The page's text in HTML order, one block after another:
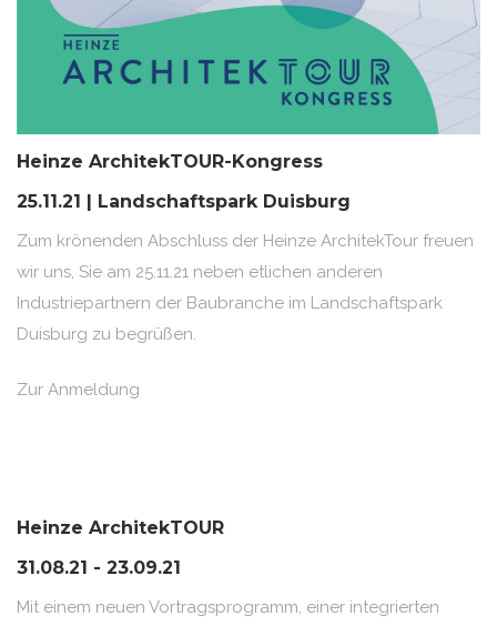
Heinze ArchitekTOUR-Kongress
25.11.21 | Landschaftspark Duisburg
Zum krönenden Abschluss der Heinze ArchitekTour freuen
wir uns, Sie am 25.11.21 neben etlichen anderen
Industriepartnern der Baubranche im Landschaftspark
Duisburg zu begrüßen.
Zur Anmeldung
Heinze ArchitekTOUR
31.08.21 - 23.09.21
Mit einem neuen Vortragsprogramm, einer integrierten